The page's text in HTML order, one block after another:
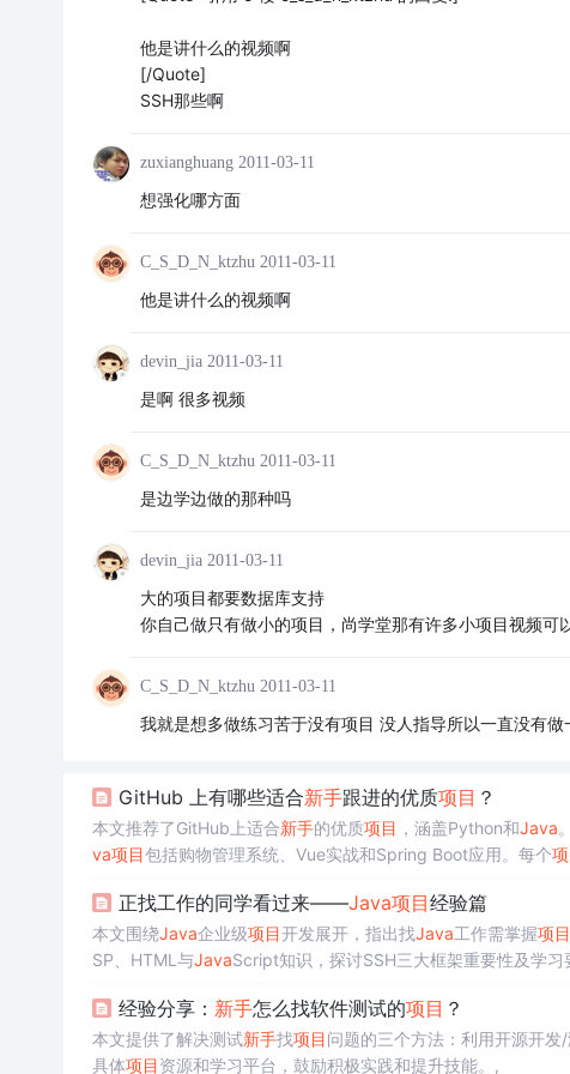
他是讲什么的视频啊
[/Quote]
SSH那些啊
zuxianghuang 2011-03-11
想强化哪方面
C_S_D_N_ktzhu 2011-03-11
他是讲什么的视频啊
devin_jia 2011-03-11
是啊 很多视频
C_S_D_N_ktzhu 2011-03-11
是边学边做的那种吗
devin_jia 2011-03-11
大的项目都要数据库支持
你自己做只有做小的项目，尚学堂那有许多小项目视频可
C_S_D_N_ktzhu 2011-03-11
我就是想多做练习苦于没有项目 没人指导所以一直没有做
GitHub 上有哪些适合新手跟进的优质项目 ？
本文推荐了GitHub上适合新手的优质项目 ，涵盖Python和Java
va项目包括购物管理系统、Vue实战和Spring Boot应用。每个
正找工作的同学看过来——Java项目经验篇
本文围绕Java企业级项目开发展开，指出找Java工作需掌握项目
SP、HTML与JavaScript知识，探讨SSH三大框架重要性及学习
经验分享： 新手怎么找软件测试的项目 ？
本文提供了解决测试新手找项目问题的三个方法：利用开源开发
具体项目资源和学习平台，鼓励积极实践和提升技能。,